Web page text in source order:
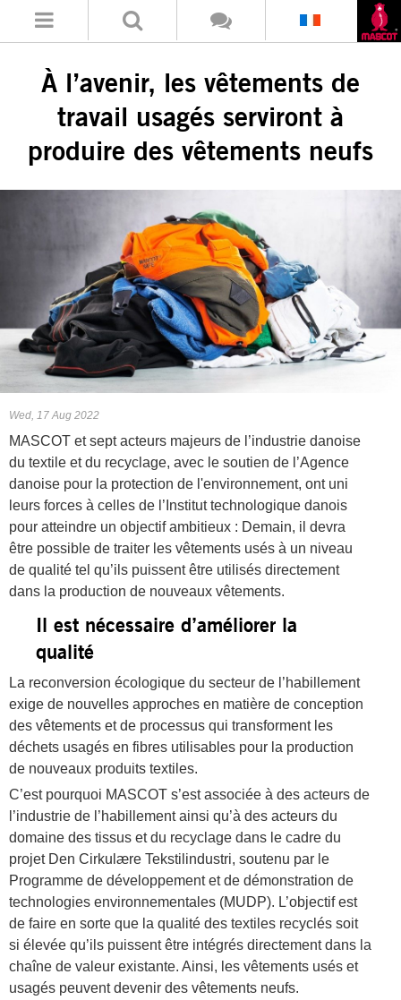
À l’avenir, les vêtements de
travail usagés serviront à
produire des vêtements neufs
Wed, 17 Aug 2022
MASCOT et sept acteurs majeurs de l’industrie danoise
du textile et du recyclage, avec le soutien de l’Agence
danoise pour la protection de l'environnement, ont uni
leurs forces à celles de l’Institut technologique danois
pour atteindre un objectif ambitieux : Demain, il devra
être possible de traiter les vêtements usés à un niveau
de qualité tel qu’ils puissent être utilisés directement
dans la production de nouveaux vêtements.
Il est nécessaire d’améliorer la
qualité
La reconversion écologique du secteur de l’habillement
exige de nouvelles approches en matière de conception
des vêtements et de processus qui transforment les
déchets usagés en fibres utilisables pour la production
de nouveaux produits textiles.
C’est pourquoi MASCOT s’est associée à des acteurs de
l’industrie de l’habillement ainsi qu’à des acteurs du
domaine des tissus et du recyclage dans le cadre du
projet Den Cirkulære Tekstilindustri, soutenu par le
Programme de développement et de démonstration de
technologies environnementales (MUDP). L’objectif est
de faire en sorte que la qualité des textiles recyclés soit
si élevée qu’ils puissent être intégrés directement dans la
chaîne de valeur existante. Ainsi, les vêtements usés et
usagés peuvent devenir des vêtements neufs.